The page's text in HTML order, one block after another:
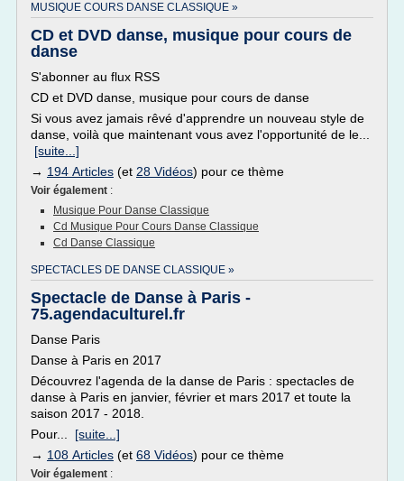
MUSIQUE COURS DANSE CLASSIQUE »
CD et DVD danse, musique pour cours de
danse
S'abonner au flux RSS
CD et DVD danse, musique pour cours de danse
Si vous avez jamais rêvé d'apprendre un nouveau style de
danse, voilà que maintenant vous avez l'opportunité de le...
[suite...]
→ 194 Articles (et 28 Vidéos) pour ce thème
Voir également :
Musique Pour Danse Classique
Cd Musique Pour Cours Danse Classique
Cd Danse Classique
SPECTACLES DE DANSE CLASSIQUE »
Spectacle de Danse à Paris -
75.agendaculturel.fr
Danse Paris
Danse à Paris en 2017
Découvrez l'agenda de la danse de Paris : spectacles de
danse à Paris en janvier, février et mars 2017 et toute la
saison 2017 - 2018.
Pour... [suite...]
→ 108 Articles (et 68 Vidéos) pour ce thème
Voir également :